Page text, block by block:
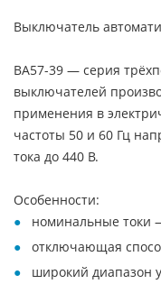
Выключатель
ВА57-39 — серия
выключателей
применения в
частоты 50 и 60 Гц
тока до 440 В.
Особенности:
номинальные токи
отключающая
широкий диапазон